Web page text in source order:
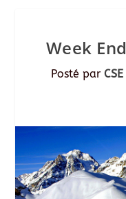
Week
Posté par